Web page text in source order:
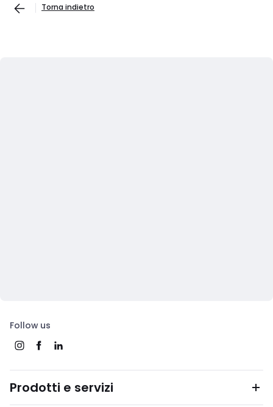
Torna indietro
Follow us
Prodotti e servizi